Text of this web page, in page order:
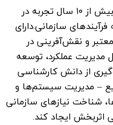
مریم نعیمی؛ متخصص منابع انسانی با بیش از ۱۰ سال تجربه در
سازمانی.دارای
و نقش‌آفرینی در
مدیریت عملکرد، توسعه
از دانش کارشناسی
– مدیریت سیستم‌ها و
شناخت نیازهای سازمانی
اثربخش ایجاد کند.